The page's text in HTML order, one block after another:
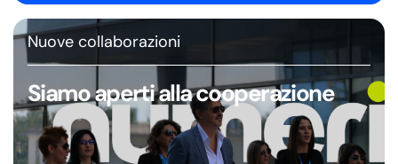
Nuove collaborazioni
Siamo aperti alla cooperazione